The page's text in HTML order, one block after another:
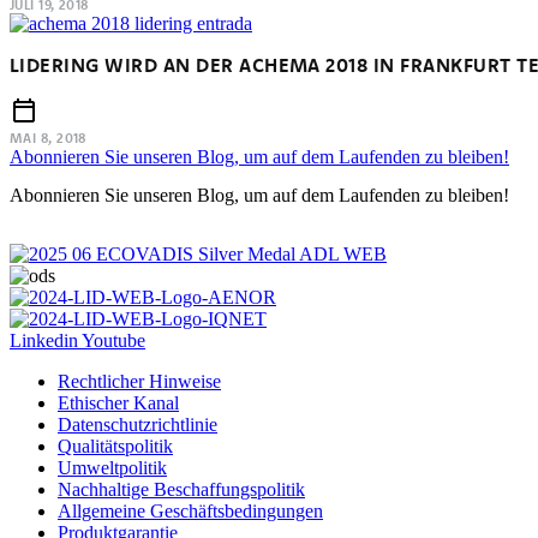
JULI 19, 2018
LIDERING WIRD AN DER ACHEMA 2018 IN FRANKFURT
MAI 8, 2018
Abonnieren Sie unseren Blog, um auf dem Laufenden zu bleiben!
Abonnieren Sie unseren Blog, um auf dem Laufenden zu bleiben!
Linkedin Youtube
Rechtlicher Hinweise
Ethischer Kanal
Datenschutzrichtlinie
Qualitätspolitik
Umweltpolitik
Nachhaltige Beschaffungspolitik
Allgemeine Geschäftsbedingungen
Produktgarantie